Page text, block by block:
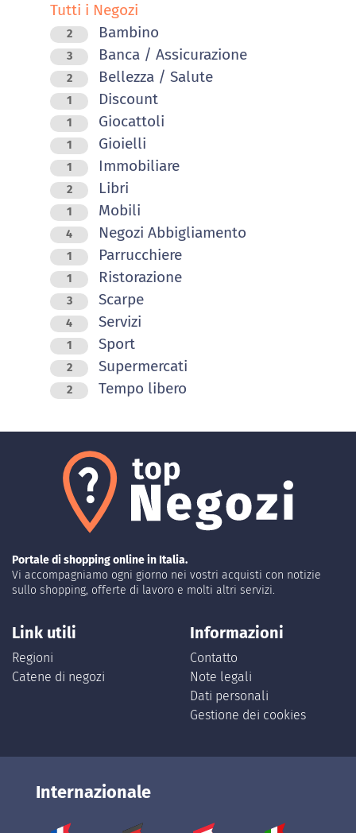
Tutti i Negozi
2 Bambino
3 Banca / Assicurazione
2 Bellezza / Salute
1 Discount
1 Giocattoli
1 Gioielli
1 Immobiliare
2 Libri
1 Mobili
4 Negozi Abbigliamento
1 Parrucchiere
1 Ristorazione
3 Scarpe
4 Servizi
1 Sport
2 Supermercati
2 Tempo libero
Portale di shopping online in Italia.
Vi accompagniamo ogni giorno nei vostri acquisti con notizie
sullo shopping, offerte di lavoro e molti altri servizi.
Link utili
Regioni
Catene di negozi
Informazioni
Contatto
Note legali
Dati personali
Gestione dei cookies
Internazionale